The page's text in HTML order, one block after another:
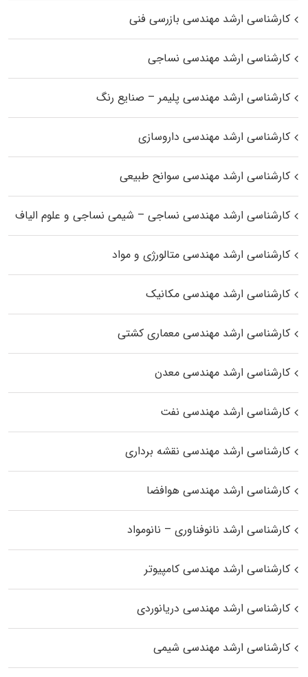
کارشناسی ارشد مهندسی بازرسی فنی
کارشناسی ارشد مهندسی نساجی
کارشناسی ارشد مهندسی پلیمر – صنایع رنگ
کارشناسی ارشد مهندسی داروسازی
کارشناسی ارشد مهندسی سوانح طبیعی
کارشناسی ارشد مهندسی نساجی – شیمی نساجی و علوم الیاف
کارشناسی ارشد مهندسی متالورژی و مواد
کارشناسی ارشد مهندسی مکانیک
کارشناسی ارشد مهندسی معماری کشتی
کارشناسی ارشد مهندسی معدن
کارشناسی ارشد مهندسی نفت
کارشناسی ارشد مهندسی نقشه برداری
کارشناسی ارشد مهندسی هوافضا
کارشناسی ارشد نانوفناوری – نانومواد
کارشناسی ارشد مهندسی کامپیوتر
کارشناسی ارشد مهندسی دریانوردی
کارشناسی ارشد مهندسی شیمی